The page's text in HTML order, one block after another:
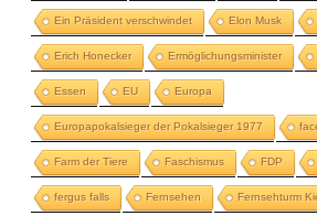
Ein Präsident verschwindet Elon Musk
Erich Honecker Ermöglichungsminister
Essen EU Europa
Europapokalsieger der Pokalsieger 1977
Farm der Tiere Faschismus FDP
fergus falls Fernsehen Fernsehturm